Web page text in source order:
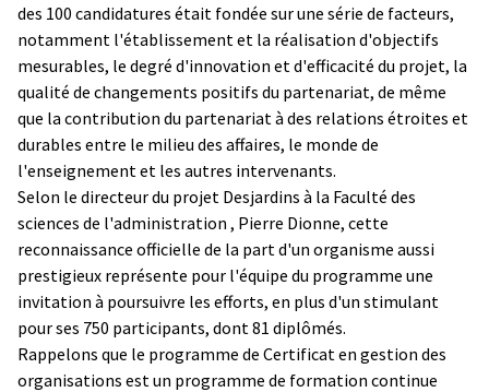
des 100 candidatures était fondée sur une série de facteurs,
notamment l'établissement et la réalisation d'objectifs
mesurables, le degré d'innovation et d'efficacité du projet, la
qualité de changements positifs du partenariat, de même
que la contribution du partenariat à des relations étroites et
durables entre le milieu des affaires, le monde de
l'enseignement et les autres intervenants.
Selon le directeur du projet Desjardins à la Faculté des
sciences de l'administration , Pierre Dionne, cette
reconnaissance officielle de la part d'un organisme aussi
prestigieux représente pour l'équipe du programme une
invitation à poursuivre les efforts, en plus d'un stimulant
pour ses 750 participants, dont 81 diplômés.
Rappelons que le programme de Certificat en gestion des
organisations est un programme de formation continue